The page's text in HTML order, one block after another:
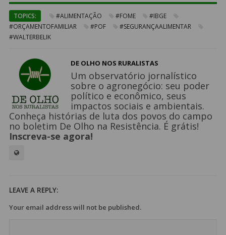
TOPICS: #ALIMENTAÇÃO #FOME
#IBGE
#ORÇAMENTOFAMILIAR
#POF
#SEGURANÇAALIMENTAR
#WALTERBELIK
DE OLHO NOS RURALISTAS
Um observatório jornalístico
sobre o agronegócio: seu poder
político e econômico, seus
impactos sociais e ambientais.
Conheça histórias de luta dos povos do campo
no boletim De Olho na Resistência. É grátis!
Inscreva-se agora!
LEAVE A REPLY:
Your email address will not be published.